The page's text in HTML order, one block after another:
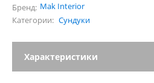
Бренд: Mak Interior
Категории: Сундуки
Характеристики